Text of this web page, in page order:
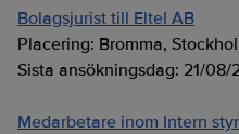
Bolagsjurist till Eltel AB
Placering: Bromma,
Sista ansökningsdag: 21/08/
Medarbetare inom Intern